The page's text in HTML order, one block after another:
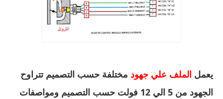
يعمل الملف علي جهود مختلفة حسب التصميم تتراوح
الجهود من 5 الي 12 فولت حسب التصميم ومواصفات